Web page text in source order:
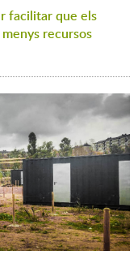
facilitar que els
recursos